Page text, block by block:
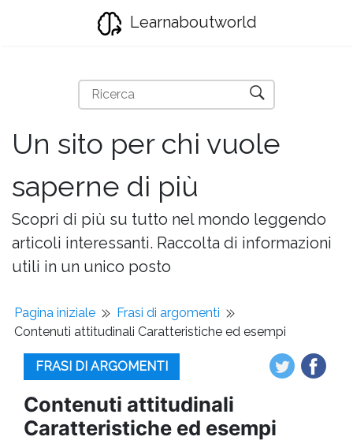
Learnaboutworld
Un sito per chi vuole
saperne di più
Scopri di più su tutto nel mondo leggendo
articoli interessanti. Raccolta di informazioni
utili in un unico posto
Pagina iniziale
Frasi di argomenti
Contenuti attitudinali Caratteristiche ed esempi
FRASI DI ARGOMENTI
Contenuti attitudinali
Caratteristiche ed esempi